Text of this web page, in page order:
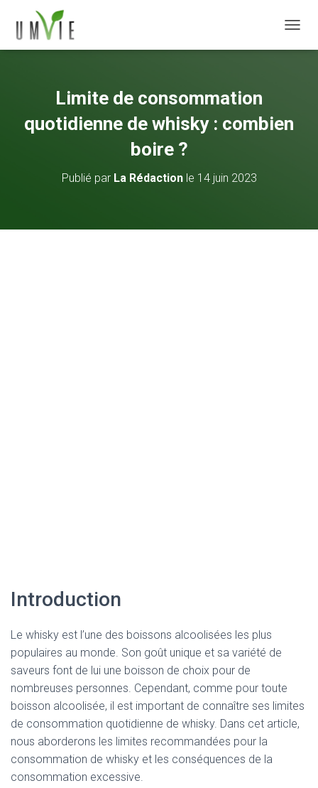
Limite de consommation
quotidienne de whisky : combien
boire ?
Publié par La Rédactionle 14 juin 2023
Introduction
Le whisky est l’une des boissons alcoolisées les plus
populaires au monde. Son goût unique et sa variété de
saveurs font de lui une boisson de choix pour de
nombreuses personnes. Cependant, comme pour toute
boisson alcoolisée, il est important de connaître ses limites
de consommation quotidienne de whisky. Dans cet article,
nous aborderons les limites recommandées pour la
consommation de whisky et les conséquences de la
consommation excessive.